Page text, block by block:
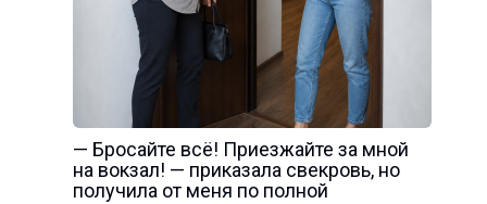
— Бросайте всё! Приезжайте за мной
на вокзал! — приказала свекровь, но
получила от меня по полной